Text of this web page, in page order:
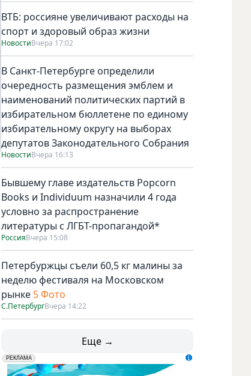
ВТБ: россияне увеличивают расходы на
спорт и здоровый образ жизни
НовостиВчера 17:02
В Санкт-Петербурге определили
очередность размещения эмблем и
наименований политических партий в
избирательном бюллетене по единому
избирательному округу на выборах
депутатов Законодательного Собрания
НовостиВчера 16:13
Бывшему главе издательств Popcorn
Books и Individuum назначили 4 года
условно за распространение
литературы с ЛГБТ-пропагандой*
РоссияВчера 15:08
Петербуржцы съели 60,5 кг малины за
неделю фестиваля на Московском
рынке 5 Фото
С.ПетербургВчера 14:22
Еще →
erid: LdtCK5udn
РЕКЛАМА
АО "ГАТР", ИНН: 7841320717